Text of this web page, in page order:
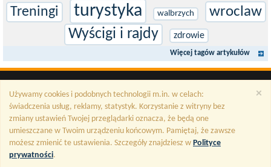
Treningi turystyka walbrzych wroclaw
Wyścigi i rajdy zdrowie
Więcej tagów artykułów
×
Używamy cookies i podobnych technologii m.in. w celach:
świadczenia usług, reklamy, statystyk. Korzystanie z witryny bez
zmiany ustawień Twojej przeglądarki oznacza, że będą one
umieszczane w Twoim urządzeniu końcowym. Pamiętaj, że zawsze
możesz zmienić te ustawienia. Szczegóły znajdziesz w Polityce
prywatności.